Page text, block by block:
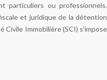
particuliers ou professionnels.
et juridique de la détention
Civile Immobilière (SCI) s’impose